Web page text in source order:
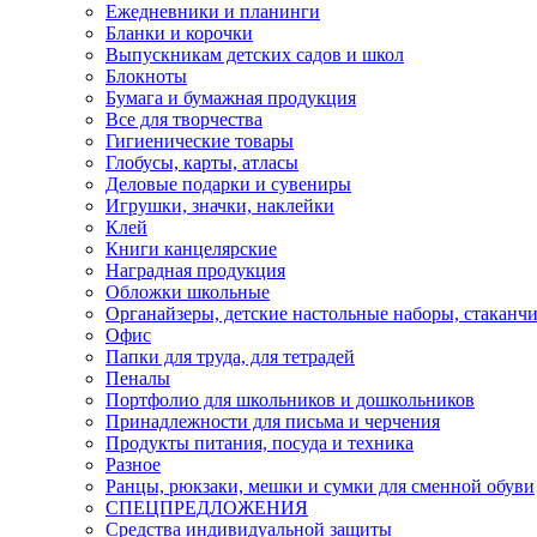
Ежедневники и планинги
Бланки и корочки
Выпускникам детских садов и школ
Блокноты
Бумага и бумажная продукция
Все для творчества
Гигиенические товары
Глобусы, карты, атласы
Деловые подарки и сувениры
Игрушки, значки, наклейки
Клей
Книги канцелярские
Наградная продукция
Обложки школьные
Органайзеры, детские настольные наборы,
Офис
Папки для труда, для тетрадей
Пеналы
Портфолио для школьников и дошкольников
Принадлежности для письма и черчения
Продукты питания, посуда и техника
Разное
Ранцы, рюкзаки, мешки и сумки для сменной обуви
СПЕЦПРЕДЛОЖЕНИЯ
Средства индивидуальной защиты